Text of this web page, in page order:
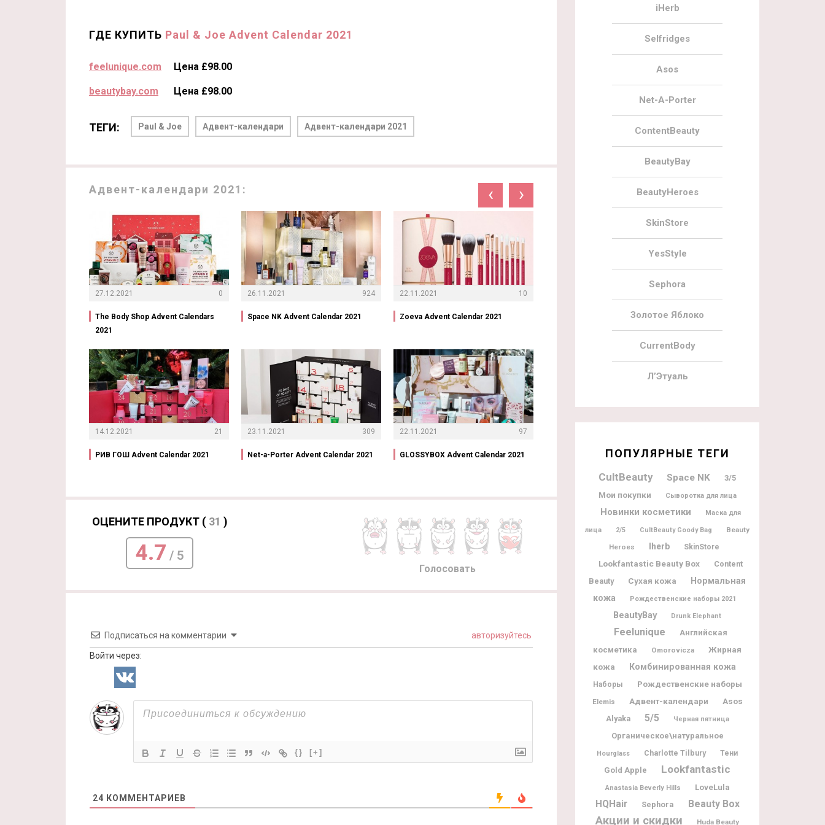
ГДЕ КУПИТЬ Paul & Joe Advent Calendar 2021
feelunique.com Цена £98.00
beautybay.com Цена £98.00
ТЕГИ: Paul & Joe Адвент-календари Адвент-календари 2021
Адвент-календари 2021: ‹ ›
27.12.2021 0
The Body Shop Advent Calendars
2021
14.12.2021 21
РИВ ГОШ Advent Calendar 2021
26.11.2021 924
Space NK Advent Calendar 2021
23.11.2021 309
Net-a-Porter Advent Calendar 2021
22.11.2021 10
Zoeva Advent Calendar 2021
22.11.2021 97
GLOSSYBOX Advent Calendar 2021
Ahava Advent Calendar 2021
Feelunique Advent Calendar 2021
Calendar 2021
By Terry Advent Calendar 2021
ОЦЕНИТЕ ПРОДУКТ ( 31 )
4.7 / 5
Голосовать
Подписаться на комментарии авторизуйтесь
Войти через:
{} [+]
24 КОММЕНТАРИЕВ
iHerb
Selfridges
Asos
Net-A-Porter
ContentBeauty
BeautyBay
BeautyHeroes
SkinStore
YesStyle
Sephora
Золотое Яблоко
CurrentBody
Л’Этуаль
ПОПУЛЯРНЫЕ ТЕГИ
CultBeauty Space NK 3/5
Мои покупки Сыворотка для лица
Новинки косметики Маска для
лица 2/5 CultBeauty Goody Bag
Beauty
Heroes
Iherb SkinStore
Lookfantastic Beauty Box
Content
Beauty
Сухая кожа
Нормальная
кожа
Рождественские наборы 2021
BeautyBay Drunk Elephant
Feelunique
Английская
косметика
Omorovicza
Жирная
кожа
Комбинированная кожа
Наборы Рождественские наборы
Elemis Адвент-календари
Asos
Alyaka
5/5 Черная пятница
Органическое\натуральное
Hourglass Charlotte Tilbury Тени
Gold Apple Lookfantastic
Anastasia Beverly Hills LoveLula
HQHair Sephora Beauty Box
Акции и скидки Huda Beauty